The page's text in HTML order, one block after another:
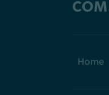
Home